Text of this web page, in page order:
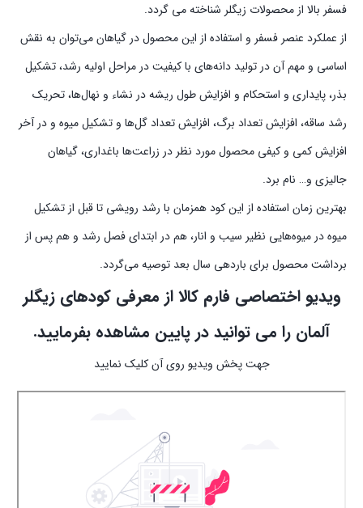
فسفر بالا از محصولات زیگلر شناخته می گردد.
از عملکرد عنصر فسفر و استفاده از این محصول در گیاهان می‌توان به نقش
اساسی و مهم آن در تولید دانه‌های با کیفیت در مراحل اولیه رشد، تشکیل
بذر، پایداری و استحکام و افزایش طول ریشه در نشاء و نهال‌ها، تحریک
رشد ساقه، افزایش تعداد برگ، افزایش تعداد گل‌ها و تشکیل میوه و در آخر
افزایش کمی و کیفی محصول مورد نظر در زراعت‌ها باغداری، گیاهان
جالیزی و… نام برد.
بهترین زمان استفاده از این کود همزمان با رشد رویشی تا قبل از تشکیل
میوه در میوه‌هایی نظیر سیب و انار، هم در ابتدای فصل رشد و هم پس از
برداشت محصول برای باردهی سال بعد توصیه می‌گردد.
ویدیو اختصاصی فارم کالا از معرفی کودهای زیگلر
آلمان را می توانید در پایین مشاهده بفرمایید.
جهت پخش ویدیو روی آن کلیک نمایید